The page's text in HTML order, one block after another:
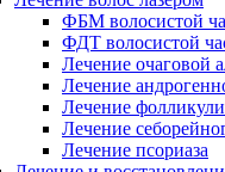
ФБМ волосистой
ФДТ волосистой
Лечение очаговой
Лечение
Лечение
Лечение
Лечение псориаза